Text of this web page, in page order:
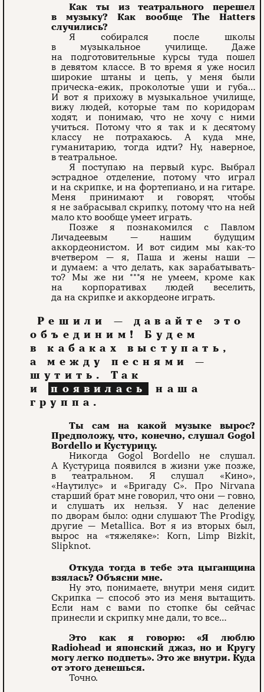
Как ты из театрального пере­шел
в музыку? Как вообще The Hatters
случились?
Я собирался после школы
в музыкальное училище. Даже
на подготовительные курсы туда пошел
в девятом классе. В то время я уже носил
широкие штаны и цепь, у меня были
прическа-­ежик, проколотые уши и губа…
И вот я прихожу в музыкальное училище,
вижу людей, которые там по коридорам
ходят, и понимаю, что не хочу с ними
учиться. Потому что я так и к десятому
классу не потрахаюсь. А куда мне,
гуманитарию, тогда идти? Ну, наверное,
в театральное.
Я поступаю на первый курс. Выбрал
эстрадное отделение, потому что играл
и на скрипке, и на фортепиано, и на гитаре.
Меня принимают и говорят, чтобы
я не забрасывал скрипку, по­тому что на ней
мало кто вообще умеет играть.
Позже я познакомился с Павлом
Личадеевым — нашим будущим
аккордеонистом. И вот сидим мы как-то
вчетвером — я, Паша и жены наши —
и думаем: а что делать, как зарабатывать-
то? Мы же ни ***я не умеем, кроме как
на корпоративах людей веселить,
да на скрипке и аккордеоне играть.
Решили — давайте это
объединим! Будем
в кабаках выступать,
а между песнями —
шутить. Так
и
появилась
наша
группа.
Ты сам на какой музыке вырос?
Предположу, что, конечно, слушал Gogol
Bordello и Кустурицу.
Никогда Gogol Bordello не слушал.
А Кустурица появился в жизни уже позже,
в театральном. Я слушал «Кино»,
«Наутилус» и «Бригаду С». Про Nirvana
старший брат мне говорил, что они — говно,
и слушать их нельзя. У нас деление
по дворам было: одни слушают The Prodigy,
другие — Metallica. Вот я из вторых был,
вырос на «тяжеляке»: Korn, Limp Bizkit,
Slipknot.
Откуда тогда в тебе эта цыганщина
взялась? Объясни мне.
Ну это, понимаете, внутри меня сидит.
Скрипка — способ это из меня вытащить.
Если нам с вами по стопке бы сейчас
принесли и скрипку мне дали, то все…
Это как я говорю: «Я люблю
Radiohead и японский джаз, но и Кругу
могу легко подпеть». Это же внутри. Куда
от этого денешься.
Точно.